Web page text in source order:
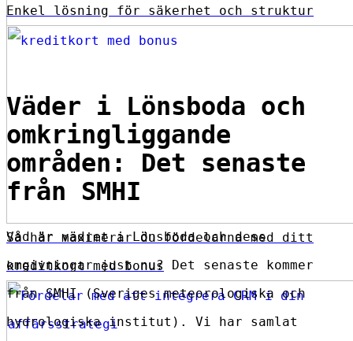
Enkel lösning för säkerhet och struktur
Så här maximerar du fördelarna med ditt
kreditkort med bonus
Väder i Lönsboda och
omkringliggande
områden: Det senaste
från SMHI
Vad är vädret i Lönsboda och dess
omgivningar just nu? Det senaste kommer
från SMHI (Sveriges meteorologiska och
hydrologiska institut). Vi har samlat